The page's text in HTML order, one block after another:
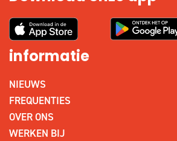
informatie
NIEUWS
FREQUENTIES
OVER ONS
WERKEN BIJ